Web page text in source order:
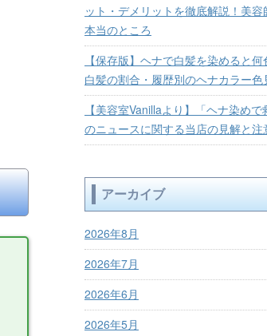
ット・デメリットを徹底解説！美容
本当のところ
【保存版】ヘナで白髪を染めると何
白髪の割合・履歴別のヘナカラー色
【美容室Vanillaより】「ヘナ染めで
のニュースに関する当店の見解と注
アーカイブ
2026年8月
2026年7月
2026年6月
2026年5月